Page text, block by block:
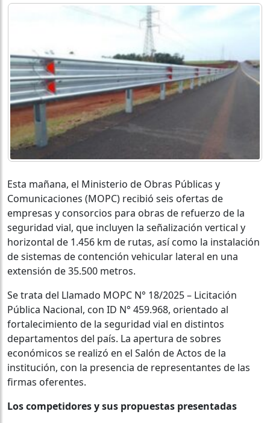
Esta mañana, el Ministerio de Obras Públicas y
Comunicaciones (MOPC) recibió seis ofertas de
empresas y consorcios para obras de refuerzo de la
seguridad vial, que incluyen la señalización vertical y
horizontal de 1.456 km de rutas, así como la instalación
de sistemas de contención vehicular lateral en una
extensión de 35.500 metros.
Se trata del Llamado MOPC N° 18/2025 – Licitación
Pública Nacional, con ID N° 459.968, orientado al
fortalecimiento de la seguridad vial en distintos
departamentos del país. La apertura de sobres
económicos se realizó en el Salón de Actos de la
institución, con la presencia de representantes de las
firmas oferentes.
Los competidores y sus propuestas presentadas